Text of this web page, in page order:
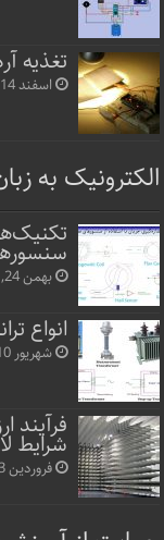
تغذیه
اسفند 14, 1400
الکترونیک به
بهمن 24, 1400
انواع
شهریور 10, 1400
فرآیند
شرایط
فروردین 23, 1400